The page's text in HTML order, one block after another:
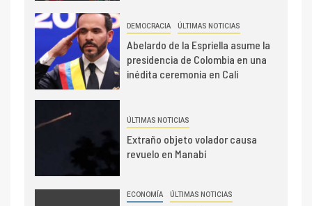
DEMOCRACIA ÚLTIMAS NOTICIAS
Abelardo de la Espriella asume la
presidencia de Colombia en una
inédita ceremonia en Cali
ÚLTIMAS NOTICIAS
Extraño objeto volador causa
revuelo en Manabí
ECONOMÍA ÚLTIMAS NOTICIAS